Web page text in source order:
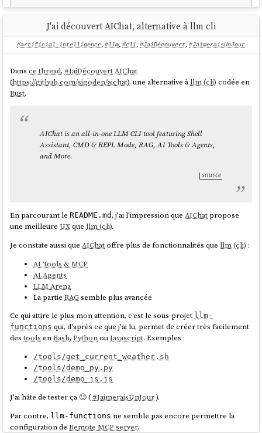
https://github.com/owenthereal/upterm/releases
$ upterm host --authorized-keys
ou directement via son username GitHub :
The authenticity of host 'uptermd.upterm.dev
(2a09:8280:1::3:4b89)' can't be established.
SHA256:9ajV8JqMe6jJE/s3TYjb/9xw7T0pfJ2+gADiBIJ
Are you sure you want to continue connecting
(yes/no/[fingerprint])? yes
╭─ Session: LiZaF6eKfCTxNeFSEt7B ─╮
┌──────────────────┬──────────────────────────
───────────────────┐
│ Command:         │ /usr/bin/zsh
│
│
│ Host:            │
ssh://uptermd.upterm.dev:22                 │
│ Authorized Keys: │ n/a
│                  │
│
J'ai découvert AIChat, alternative à llm cli
#artificial-intelligence, #llm, #cli, #JaiDécouvert, #JaimeraisUnJour
Dansce thread, #JaiDécouvert AIChat
(https://github.com/sigoden/aichat), une alternative à llm (cli) codée en
Rust.
AIChat is an all-in-one LLM CLI tool featuring Shell
Assistant, CMD & REPL Mode, RAG, AI Tools & Agents,
and More.
source
En parcourant leREADME.md, j'ai l'impression queAIChat propose
une meilleureUXque llm (cli).
Je constate aussi queAIChatoffre plus de fonctionnalités que llm (cli) :
AI Tools & MCP
AI Agents
LLM Arena
La partieRAGsemble plus avancée
Ce qui attire le plus mon attention, c'est le sous-projet llm-
functions qui, d'après ce que j'ai lu, permet de créer très facilement
destools enBash,PythonouJavascript. Exemples :
/tools/get_current_weather.sh
/tools/demo_py.py
/tools/demo_js.js
J'ai hâte de tester ça 🙂 ( #JaimeraisUnJour).
Par contre, llm-functions ne semble pas encore permettre la
configuration deRemote MCP server.